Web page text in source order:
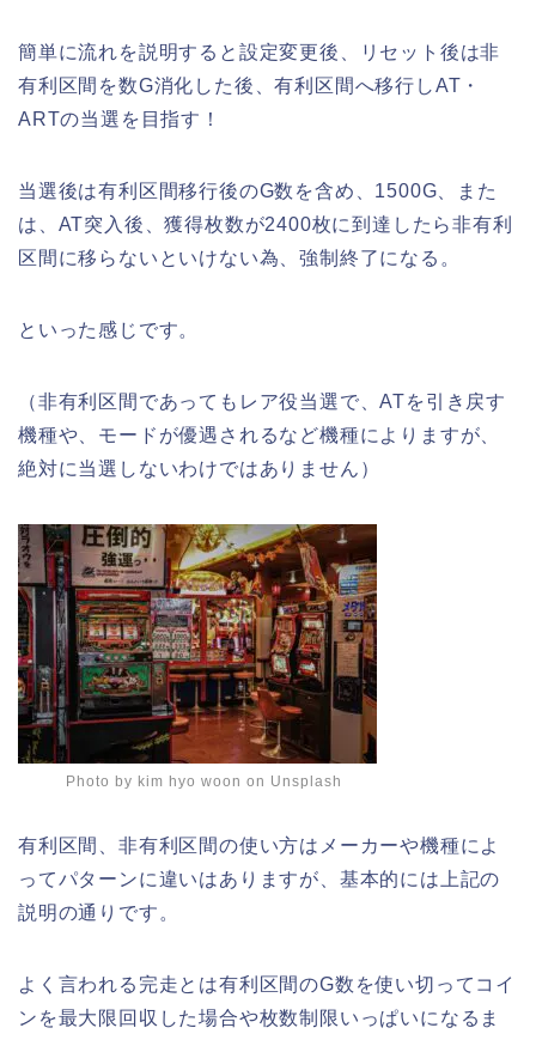
簡単に流れを説明すると設定変更後、リセット後は非
有利区間を数G消化した後、有利区間へ移行しAT・
ARTの当選を目指す！
当選後は有利区間移行後のG数を含め、1500G、また
は、AT突入後、獲得枚数が2400枚に到達したら非有利
区間に移らないといけない為、強制終了になる。
といった感じです。
（非有利区間であってもレア役当選で、ATを引き戻す
機種や、モードが優遇されるなど機種によりますが、
絶対に当選しないわけではありません）
Photo by kim hyo woon on Unsplash
有利区間、非有利区間の使い方はメーカーや機種によ
ってパターンに違いはありますが、基本的には上記の
説明の通りです。
よく言われる完走とは有利区間のG数を使い切ってコイ
ンを最大限回収した場合や枚数制限いっぱいになるま